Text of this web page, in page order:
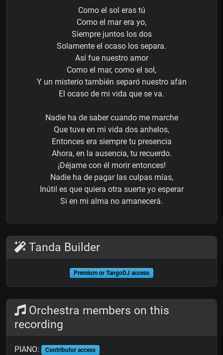
Como el sol eras tú
Como el mar era yo,
Siempre juntos los dos
Solamente el ocaso los separa.
Así fue nuestro amor
Como el mar, como el sol,
Y un misterio también separó nuestro afán
El ocaso de mi vida que se va.
Nadie ha de saber cuando me marche
Que tuve en mi vida dos anhelos,
Entonces era siempre tu presencia
Ahora, en la ausencia, tu recuerdo.
¡Déjame con él morir entonces!
Nadie ha de pagar las culpas mías,
Inútil es que quiera otra suerte yo esperar
Si en mi alma no amanecerá.
Tanda Builder
Premium or TangoDJ access
Orchestra members on this
recording
PIANO: Contributor access